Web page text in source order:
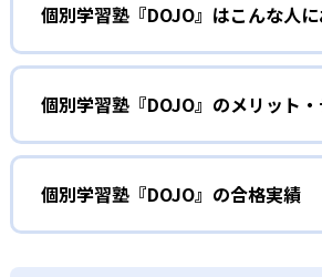
AIを搭載したタブレットが、事前の学
こでつまずいているのか」を把握。苦
定して重点的に出題するため、無駄な
められる。算数の計算、国語の漢字・
2 専任講師のサポート
教室では専任講師が一人ひとりの学習
し、画面上の学習結果を踏まえてリア
個別学習塾『DOJO』はこんな人
小学生
英算国の基礎固めをし
算数の計算や国語の漢字・語彙、英語
て基礎を固める。AIタブレットで「わ
発見し、少しずつ自信をつけながら進
中学生
苦手を克服したい
個別学習塾『DOJO』のメリット
どんなメリットがあ
AIタブレットによる自動出題・採点で
い」を即座に検出して重点学習できる
率学習が可能である。また、専任講師
ることで自学力が未熟な児童でも集中
個別学習塾『DOJO』の合格実績